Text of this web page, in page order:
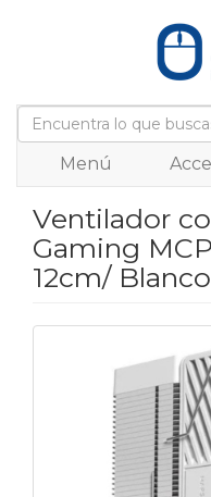
Menú
Ventilador
Gaming
12cm/ Blanco